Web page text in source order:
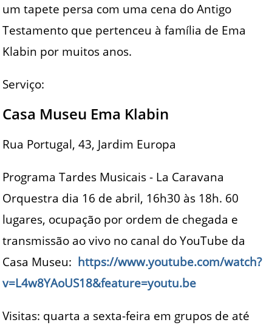
um tapete persa com uma cena do Antigo
Testamento que pertenceu à família de Ema
Klabin por muitos anos.
Serviço:
Casa Museu Ema Klabin
Rua Portugal, 43, Jardim Europa
Programa Tardes Musicais - La Caravana
Orquestra dia 16 de abril, 16h30 às 18h. 60
lugares, ocupação por ordem de chegada e
transmissão ao vivo no canal do YouTube da
Casa Museu: https://www.youtube.com/watch?
v=L4w8YAoUS18&feature=youtu.be
Visitas: quarta a sexta-feira em grupos de até